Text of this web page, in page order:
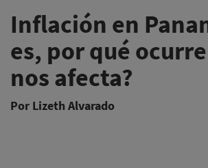
​Inflación en
es, por qué
nos afecta?
Por Lizeth Alvarado